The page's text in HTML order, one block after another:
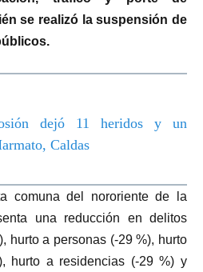
se realizó la suspensión de
dejó 11 heridos y un
Caldas
comuna del nororiente de la
una reducción en delitos
hurto a personas (-29 %), hurto
hurto a residencias (-29 %) y